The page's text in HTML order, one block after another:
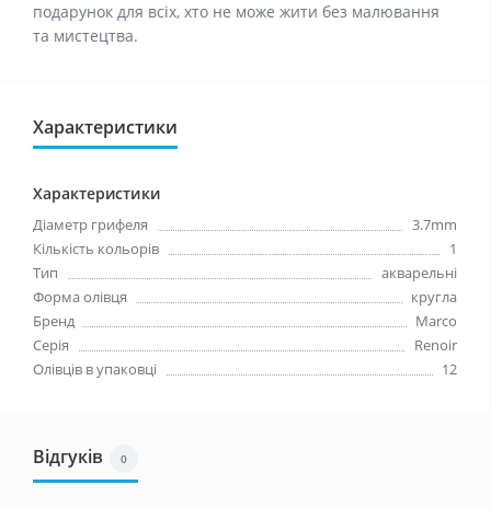
подарунок для всіх, хто не може жити без малювання
та мистецтва.
Характеристики
Характеристики
Діаметр грифеля
3.7mm
Кількість кольорів
1
Тип
акварельні
Форма олівця
кругла
Бренд
Marco
Серія
Renoir
Олівців в упаковці
12
Відгуків 0